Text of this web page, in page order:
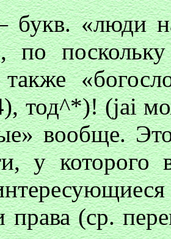
«люди
по
также
тод^*)! (jai
вообще.
у которого
права (ср.